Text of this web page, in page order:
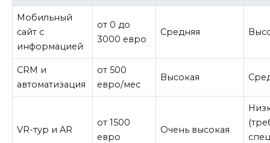
Мобильный
сайт с
информацией
от 0 до
3000 евро
Средняя
CRM и
автоматизация
от 500
евро/мес
Высокая
VR-тур и AR
от 1500
евро
Очень высокая